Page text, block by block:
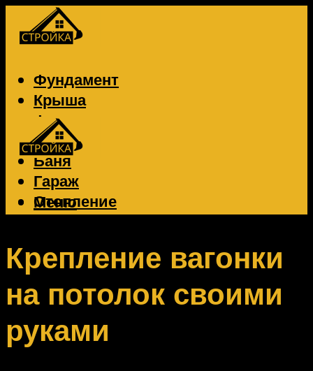
Фундамент
Крыша
Фасад
Забор
Баня
Гараж
Отопление
Вентиляция
Меню
Меню
Крепление вагонки
на потолок своими
руками